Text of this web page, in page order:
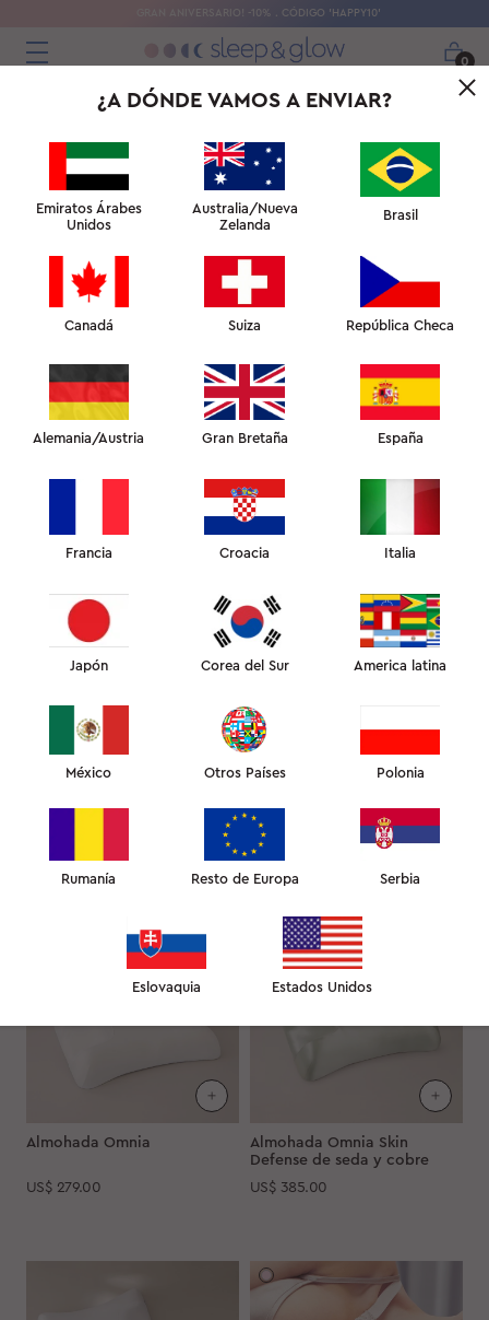
GRAN ANIVERSARIO! -10% . CÓDIGO 'HAPPY10'
0
ANTI-EDAD + DEFENSA DE LA PIEL ANTI-EDAD + EFECTO
LOS FAVORITOS DE LA SEMANA
Toalla facial de seda
Hyaluron
Best-sellers absolutos. Las almohadas que ayudan a combatir
las arrugas del sueño y la hinchazón matutina
Almohada Omnia
US$ 279.00
Almohada Omnia Skin
Defense de seda y cobre
US$ 385.00
¿A DÓNDE VAMOS A ENVIAR?
Emiratos Árabes
Unidos
Australia/Nueva
Zelanda
Brasil
Canadá Suiza República Checa
Alemania/Austria Gran Bretaña España
Francia Croacia Italia
Japón Corea del Sur America latina
México Otros Países Polonia
Rumanía Resto de Europa Serbia
Eslovaquia Estados Unidos